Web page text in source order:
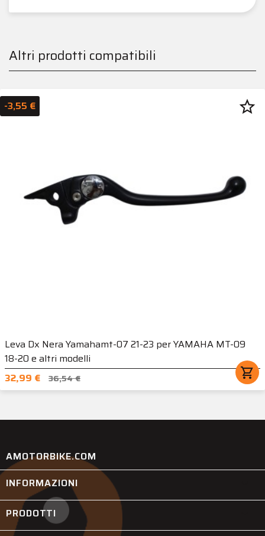
Altri prodotti compatibili
Leva Dx Nera Yamahamt-07 21-23 per YAMAHA MT-09
18-20 e altri modelli
32,99 €
36,54 € shopping_cart
-3,55 € star_border
AMOTORBIKE.COM
INFORMAZIONI
PRODOTTI